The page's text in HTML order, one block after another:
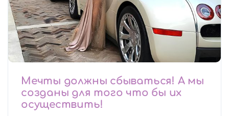
Мечты должны сбываться! А мы
созданы для того что бы их
осуществить!